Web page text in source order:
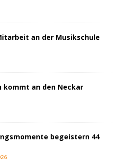
an der Musikschule
kommt an den Neckar
begeistern 44